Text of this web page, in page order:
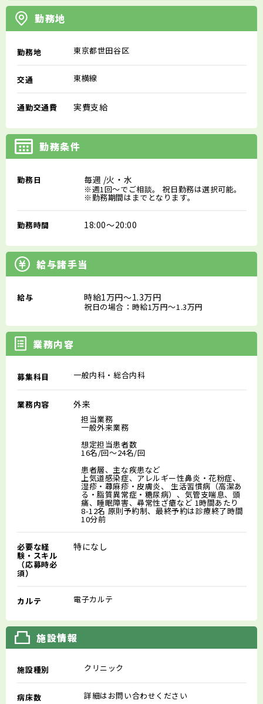
勤務地
勤務地 東京都世田谷区
交通 東横線
通勤交通費 実費支給
勤務条件
勤務日 毎週 /火・水
※週1回～でご相談。 祝日勤務は選択可能。
※勤務期間はまでとなります。
勤務時間 18:00～20:00
給与諸手当
給与 時給1万円～1.3万円
祝日の場合：時給1万円～1.3万円
業務内容
募集科目 一般内科・総合内科
業務内容 外来
担当業務
一般外来業務
想定担当患者数
16名/回～24名/回
患者層、主な疾患など
上気道感染症、アレルギー性鼻炎・花粉症、
湿疹・蕁麻疹・皮膚炎、 生活習慣病（高潔あ
る・脂質異常症・糖尿病）、気管支喘息、頭
痛、睡眠障害、尋常性ざ瘡など 1時間あたり
8-12名 原則予約制、最終予約は診療終了時間
10分前
必要な経
験・スキル
（応募時必
須）
特になし
カルテ 電子カルテ
施設情報
施設種別 クリニック
病床数 詳細はお問い合わせください